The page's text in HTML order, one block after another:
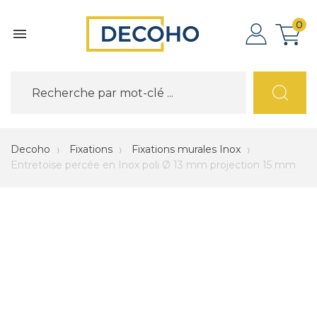

0
Decoho Fixations
Fixations murales Inox
Entretoise percée en Inox poli Ø 13 mm projection 15 mm